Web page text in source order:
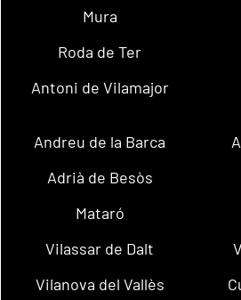
Mura
Roda de Ter
Antoni de Vilamajor
Andreu de la Barca
Adrià de Besòs
Mataró
Vilassar de Dalt
Vilanova del Vallès